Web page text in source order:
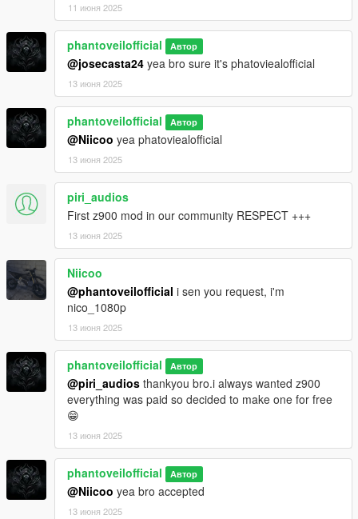
11 июня 2025
phantoveilofficial Автор
@josecasta24 yea bro sure it's phatoviealofficial
13 июня 2025
phantoveilofficial Автор
@Niicoo yea phatoviealofficial
13 июня 2025
piri_audios
First z900 mod in our community RESPECT +++
13 июня 2025
Niicoo
@phantoveilofficial i sen you request, i'm
nico_1080p
13 июня 2025
phantoveilofficial Автор
@piri_audios thankyou bro.i always wanted z900
everything was paid so decided to make one for free
😁
13 июня 2025
phantoveilofficial Автор
@Niicoo yea bro accepted
13 июня 2025